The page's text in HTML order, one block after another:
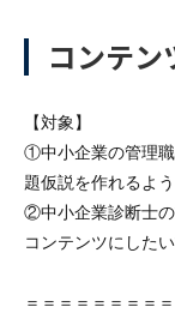
コンテン
【対象】
①中小企業の管理
題仮説を作れるよ
②中小企業診断士
コンテンツにした
＝＝＝＝＝＝＝＝